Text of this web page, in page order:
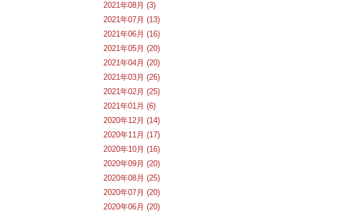
2021年08月 (3)
2021年07月 (13)
2021年06月 (16)
2021年05月 (20)
2021年04月 (20)
2021年03月 (26)
2021年02月 (25)
2021年01月 (6)
2020年12月 (14)
2020年11月 (17)
2020年10月 (16)
2020年09月 (20)
2020年08月 (25)
2020年07月 (20)
2020年06月 (20)